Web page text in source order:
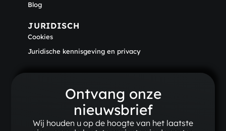
Blog
JURIDISCH
Cookies
Juridische kennisgeving en privacy
Ontvang onze
nieuwsbrief
Wij houden u op de hoogte van het laatste